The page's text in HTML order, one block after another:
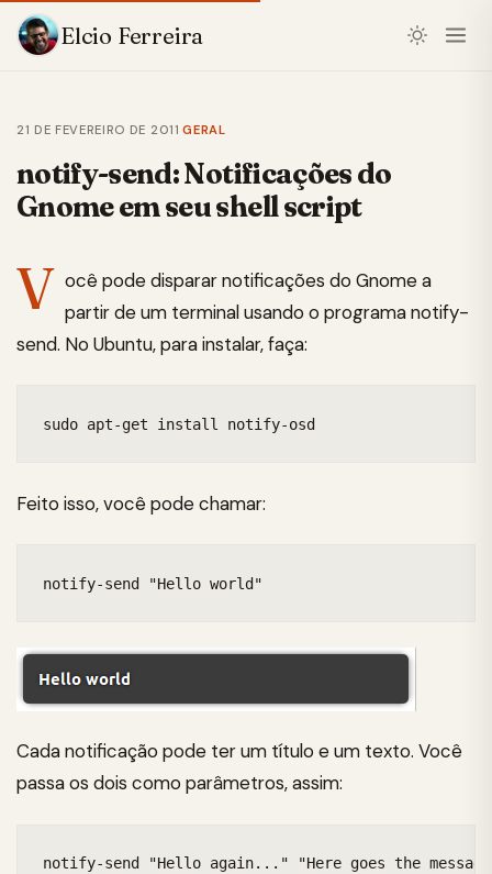
Elcio Ferreira
21 DE FEVEREIRO DE 2011 ·GERAL
notify-send: Notificações do
Gnome em seu shell script
V ocê pode disparar notificações do Gnome a
partir de um terminal usando o programa notify-
send. No Ubuntu, para instalar, faça:
sudo apt-get install notify-osd
Feito isso, você pode chamar:
notify-send "Hello world"
Cada notificação pode ter um título e um texto. Você
passa os dois como parâmetros, assim:
notify-send "Hello again..." "Here goes the